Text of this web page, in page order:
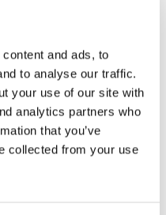
and ads, to
to analyse our traffic.
your use of our site with
analytics partners who
that you’ve
collected from your use